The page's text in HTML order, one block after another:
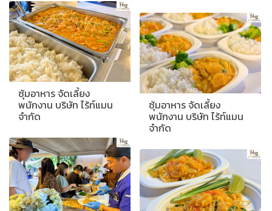
ซุ้มอาหาร จัดเลี้ยง
พนักงาน บริษัท ไร้ท์แมน
จำกัด
ซุ้มอาหาร จัดเลี้ยง
พนักงาน บริษัท ไร้ท์แมน
จำกัด